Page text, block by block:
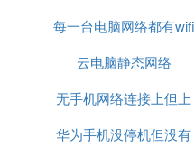
适配器怎么办
每一台电脑网络都有wifi
吗
云电脑静态网络
无手机网络连接上但上
不了网
华为手机没停机但没有